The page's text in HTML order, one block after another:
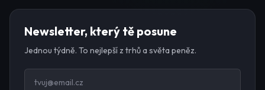
Newsletter, který tě posune
Jednou týdně. To nejlepší z trhů a světa peněz.